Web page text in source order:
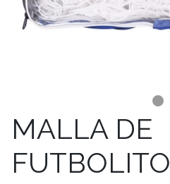
MALLA DE
FUTBOLITO